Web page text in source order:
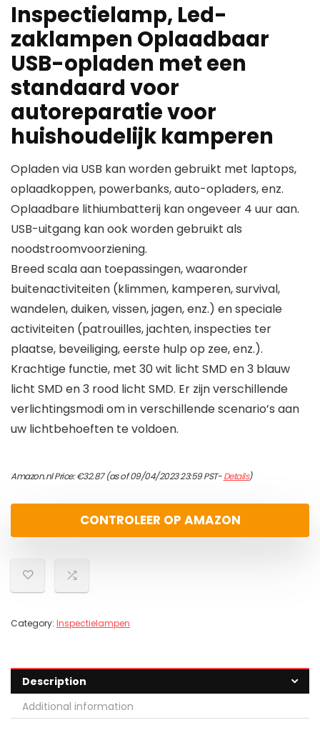
Inspectielamp, Led-
zaklampen Oplaadbaar
USB-opladen met een
standaard voor
autoreparatie voor
huishoudelijk kamperen
Opladen via USB kan worden gebruikt met laptops,
oplaadkoppen, powerbanks, auto-opladers, enz.
Oplaadbare lithiumbatterij kan ongeveer 4 uur aan.
USB-uitgang kan ook worden gebruikt als
noodstroomvoorziening.
Breed scala aan toepassingen, waaronder
buitenactiviteiten (klimmen, kamperen, survival,
wandelen, duiken, vissen, jagen, enz.) en speciale
activiteiten (patrouilles, jachten, inspecties ter
plaatse, beveiliging, eerste hulp op zee, enz.).
Krachtige functie, met 30 wit licht SMD en 3 blauw
licht SMD en 3 rood licht SMD. Er zijn verschillende
verlichtingsmodi om in verschillende scenario’s aan
uw lichtbehoeften te voldoen.
Amazon.nl Price:€32.87(as of 09/04/2023 23:59 PST-Details)
CONTROLEER OP AMAZON
Category: Inspectielampen
Description
Additional information